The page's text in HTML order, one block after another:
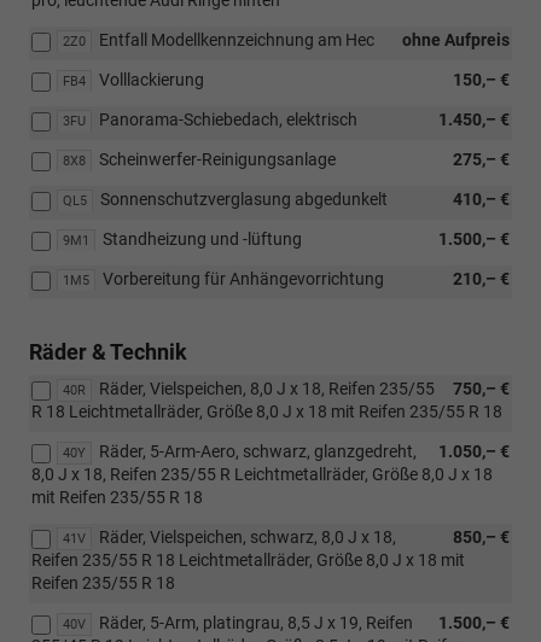
2Z0 ohne Aufpreis
Entfall Modellkennzeichnung am Hec
FB4 150,– €
Volllackierung
3FU 1.450,– €
Panorama-Schiebedach, elektrisch
8X8 275,– €
Scheinwerfer-Reinigungsanlage
QL5 410,– €
Sonnenschutzverglasung abgedunkelt
9M1 1.500,– €
Standheizung und -lüftung
1M5 210,– €
Vorbereitung für Anhängevorrichtung
Räder & Technik
40R 750,– €
Räder, Vielspeichen, 8,0 J x 18, Reifen 235/55
R 18 Leichtmetallräder, Größe 8,0 J x 18 mit Reifen 235/55 R 18
40Y 1.050,– €
Räder, 5-Arm-Aero, schwarz, glanzgedreht,
8,0 J x 18, Reifen 235/55 R Leichtmetallräder, Größe 8,0 J x 18
mit Reifen 235/55 R 18
41V 850,– €
Räder, Vielspeichen, schwarz, 8,0 J x 18,
Reifen 235/55 R 18 Leichtmetallräder, Größe 8,0 J x 18 mit
Reifen 235/55 R 18
40V 1.500,– €
Räder, 5-Arm, platingrau, 8,5 J x 19, Reifen